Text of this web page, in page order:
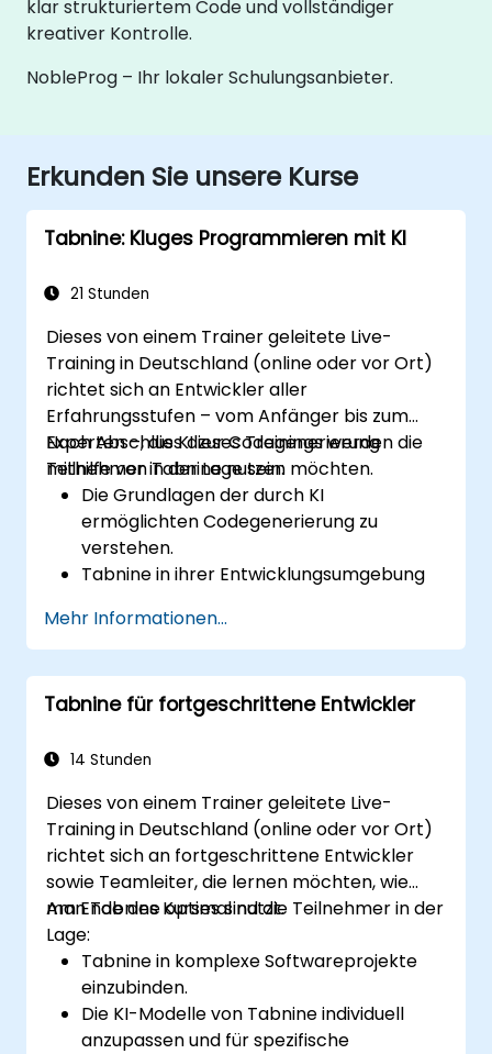
klar strukturiertem Code und vollständiger
kreativer Kontrolle.
NobleProg – Ihr lokaler Schulungsanbieter.
Erkunden Sie unsere Kurse
Tabnine: Kluges Programmieren mit KI
21 Stunden
Dieses von einem Trainer geleitete Live-
Training in Deutschland (online oder vor Ort)
richtet sich an Entwickler aller
Erfahrungsstufen – vom Anfänger bis zum
Experten –, die KI zur Codegenerierung
mithilfe von Tabnine nutzen möchten.
Nach Abschluss dieses Trainings werden die
Teilnehmer in der Lage sein:
Die Grundlagen der durch KI
ermöglichten Codegenerierung zu
verstehen.
Tabnine in ihrer Entwicklungsumgebung
Tabnine für eine effiziente
Vervollständigung von Code sowie zur
Fehlerkorrektur zu nutzen.
Mit Hilfe von Tabnine eigene KI-Modelle
und zu trainieren.
Mehr Informationen...
Tabnine für fortgeschrittene Entwickler
14 Stunden
Dieses von einem Trainer geleitete Live-
Training in Deutschland (online oder vor Ort)
richtet sich an fortgeschrittene Entwickler
sowie Teamleiter, die lernen möchten, wie
man Tabnine optimal nutzt.
Am Ende des Kurses sind die Teilnehmer in der
Lage:
Tabnine in komplexe Softwareprojekte
einzubinden.
Die KI-Modelle von Tabnine individuell
anzupassen und für spezifische